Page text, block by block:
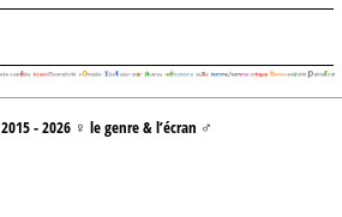
2015 - 2026 ♀ le genre & l’écran ♂